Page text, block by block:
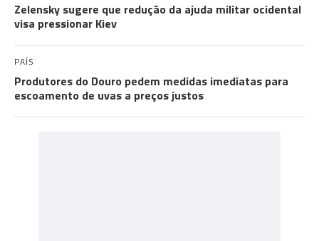
Zelensky sugere que redução da ajuda militar ocidental
visa pressionar Kiev
PAÍS
Produtores do Douro pedem medidas imediatas para
escoamento de uvas a preços justos